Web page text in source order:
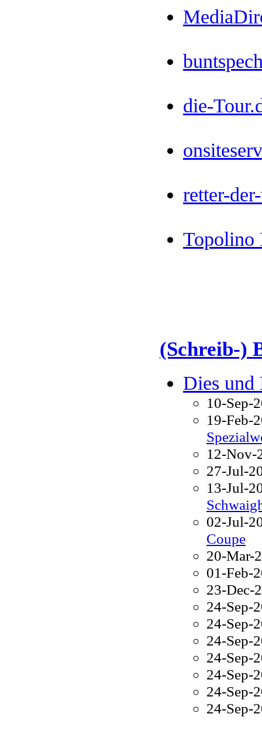
die-
retter-
Topolino
(Schreib-)
Dies und
10-Sep-
19-Feb-
12-
27-Jul-
13-Jul-
02-Jul-
Coupe
20-Mar-
01-Feb-
23-Dec-
24-Sep-
24-Sep-
24-Sep-
24-Sep-
24-Sep-
24-Sep-
24-Sep-